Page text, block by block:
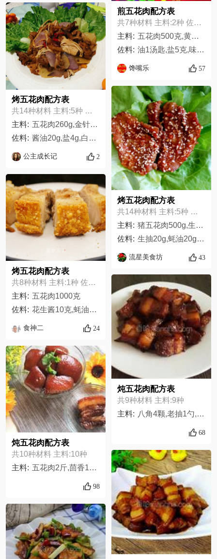
烤五花肉配方表
共14种材料 主料:5种 佐料:9种
主料: 五花肉260g,金针菇100g,土豆1个,洋葱半个,生菜1颗
佐料: 酱油20g,盐4g,白糖7g,十三香3g,黄豆酱15g,大蒜2瓣,生姜2片,花椒适量,辣椒面适量
公主成长记 2
烤五花肉配方表
共8种材料 主料:1种 佐料:7种
主料: 五花肉1000克
佐料: 花生酱10克,蚝油15克,海盐200克（粗盐）,盐少许,十三香少许,味精适量,白糖适量
食神二 24
炖五花肉配方表
共10种材料 主料:10种
主料: 五花肉2斤,茴香1个,冰糖1块,小葱一把,桂皮2片,粽叶3张,香叶4片,生抽2勺,老抽少量,盐适量
98
煎五花肉配方表
共7种材料 主料:2种 佐料:5种
主料: 五花肉500克,黄花菜300克,
佐料: 油1汤匙,盐5克,味精2克,辣椒油1茶匙,腌肉调料20克
馋嘴乐 57
烤五花肉配方表
共14种材料 主料:5种 佐料:9种
主料: 猪五花肉500g,生菜2颗,圆葱1勺,土豆2个,大蒜2颗,
佐料: 生抽20g,蚝油20g,料酒30g,麻椒粉2勺,辣椒粉2勺,蜂蜜5g,孜然粉2勺,芝麻2勺,黑胡椒1勺
流星美食坊 43
炖五花肉配方表
共9种材料 主料:9种
主料: 八角4颗,老抽1勺,油3勺,生抽2勺,盐1勺,花椒1匙,姜1家,葱1颗,五花肉500g,
68